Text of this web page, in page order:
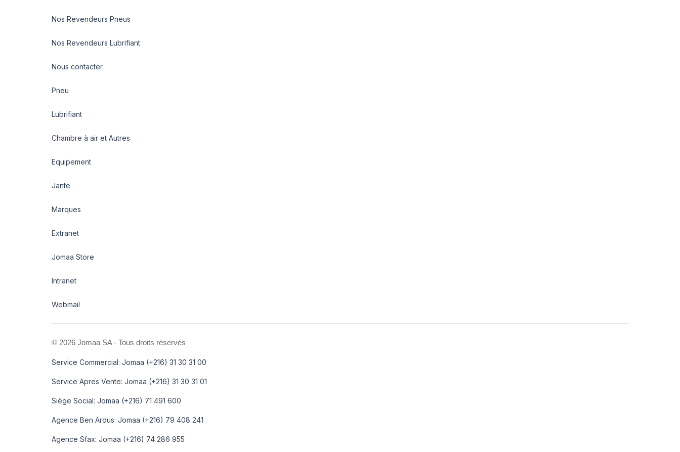
Nos Revendeurs Pneus
Nos Revendeurs Lubrifiant
Nous contacter
Pneu
Lubrifiant
Chambre à air et Autres
Equipement
Jante
Marques
Extranet
Jomaa Store
Intranet
Webmail
© 2026 Jomaa SA - Tous droits réservés
Service Commercial: Jomaa (+216) 31 30 31 00
Service Apres Vente: Jomaa (+216) 31 30 31 01
Siège Social: Jomaa (+216) 71 491 600
Agence Ben Arous: Jomaa (+216) 79 408 241
Agence Sfax: Jomaa (+216) 74 286 955